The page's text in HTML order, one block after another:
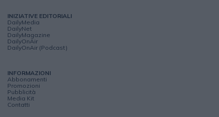
INIZIATIVE EDITORIALI
DailyMedia
DailyNet
DailyMagazine
DailyOnAir
DailyOnAir (Podcast)
INFORMAZIONI
Abbonamenti
Promozioni
Pubblicità
Media Kit
Contatti